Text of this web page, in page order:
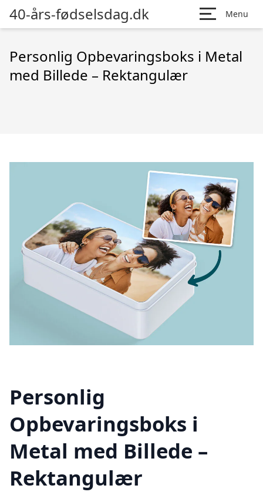
40-års-fødselsdag.dk Menu
Personlig Opbevaringsboks i Metal
med Billede – Rektangulær
Personlig
Opbevaringsboks i
Metal med Billede –
Rektangulær